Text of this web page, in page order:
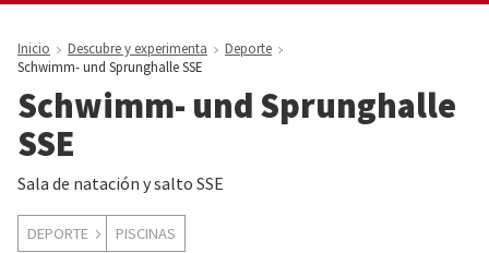
Inicio Descubre y experimenta
Deporte
Schwimm- und Sprunghalle SSE
Schwimm- und Sprunghalle
SSE
Sala de natación y salto SSE
DEPORTE PISCINAS